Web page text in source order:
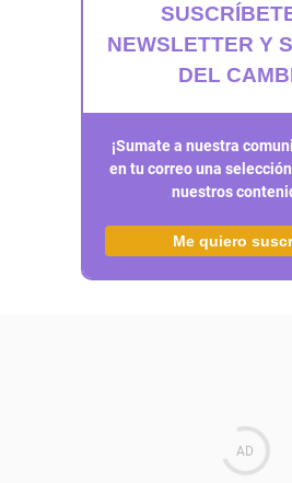
NEWSLETTER Y
DEL
¡Sumate a nuestra
en tu correo una
nuestros
Me quiero